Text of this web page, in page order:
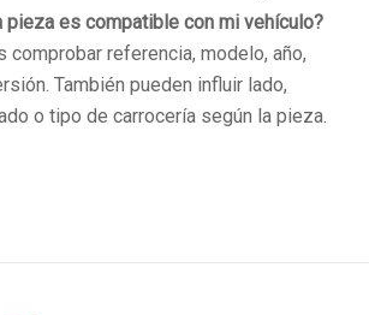
pieza es compatible con mi vehículo?
comprobar referencia, modelo, año,
También pueden influir lado,
o tipo de carrocería según la pieza.